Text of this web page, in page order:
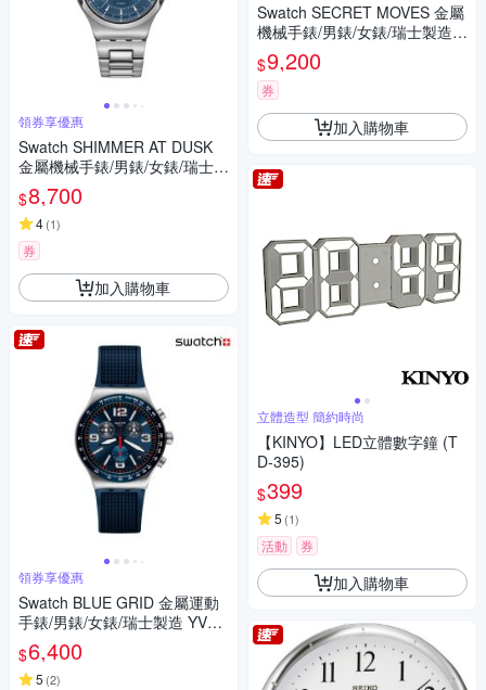
領券享優惠
Swatch SHIMMER AT DUSK
金屬機械手錶/男錶/女錶/瑞士製
造 YIS435G (42mm)
$8,700
4(1)
券
加入購物車
領券享優惠
Swatch BLUE GRID 金屬運動
手錶/男錶/女錶/瑞士製造 YVS4
54 (43mm)
$6,400
5 (2)
Swatch SECRET MOVES 金屬
機械手錶/男錶/女錶/瑞士製造 Y
IG402 (42mm)
$9,200
券
加入購物車
立體造型 簡約時尚
【KINYO】LED立體數字鐘 (T
D-395)
$399
5 (1)
活動 券
加入購物車